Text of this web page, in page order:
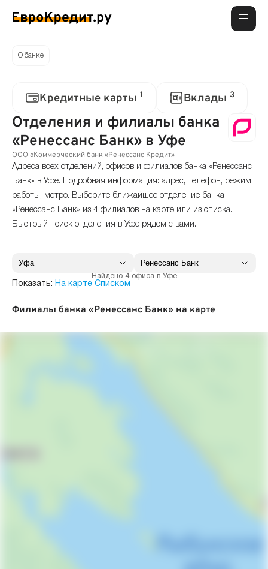
О банке
Кредитные карты 1 Вклады 3
Отделения и филиалы банка
«Ренессанс Банк» в Уфе
ООО «Коммерческий банк «Ренессанс Кредит»
Адреса всех отделений, офисов и филиалов банка «Ренессанс
Банк» в Уфе. Подробная информация: адрес, телефон, режим
работы, метро. Выберите ближайшее отделение банка
«Ренессанс Банк» из 4 филиалов на карте или из списка.
Быстрый поиск отделения в Уфе рядом с вами.
Найдено 4 офиса в Уфе
Показать: На карте Списком
Филиалы банка «Ренессанс Банк» на карте